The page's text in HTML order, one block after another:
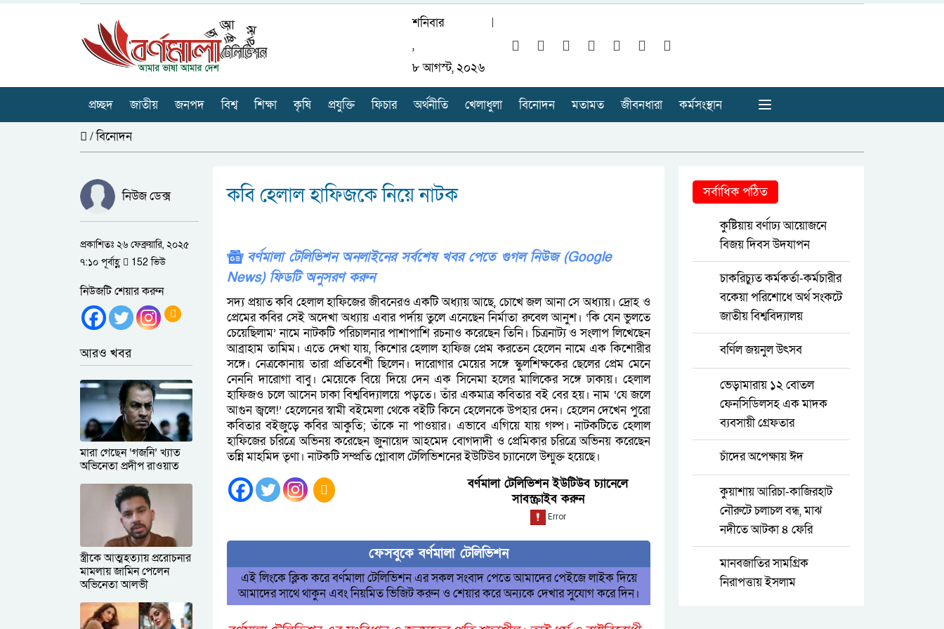
শনিবার
,
৮ আগস্ট, ২০২৬
প্রচ্ছদ জাতীয় জনপদ বিশ্ব শিক্ষা কৃষি প্রযুক্তি ফিচার অর্থনীতি খেলাধুলা বিনোদন মতামত জীবনধারা
কর্মসংস্থান
/বিনোদন
নিউজ ডেক্স
প্রকাশিতঃ ২৬ ফেব্রুয়ারি, ২০২৫
৭:১০ পূর্বাহ্ণ
152 ভিউ
নিউজটি শেয়ার করুন
আরও খবর
মারা গেছেন ‘গজনি’ খ্যাত
অভিনেতা প্রদীপ রাওয়াত
স্ত্রীকে আত্মহত্যায় প্ররোচনার
মামলায় জামিন পেলেন
অভিনেতা আলভী
কবি হেলাল হাফিজকে নিয়ে নাটক
বর্ণমালা টেলিভিশন অনলাইনের সর্বশেষ খবর পেতে গুগল নিউজ (Google
News) ফিডটি অনুসরণ করুন
সদ্য প্রয়াত কবি হেলাল হাফিজের জীবনেরও একটি অধ্যায় আছে, চোখে জল আনা সে অধ্যায়। দ্রোহ ও
প্রেমের কবির সেই অদেখা অধ্যায় এবার পর্দায় তুলে এনেছেন নির্মাতা রুবেল আনুশ। ‘কি যেন ভুলতে
চেয়েছিলাম’ নামে নাটকটি পরিচালনার পাশাপাশি রচনাও করেছেন তিনি। চিত্রনাট্য ও সংলাপ লিখেছেন
আব্রাহাম তামিম। এতে দেখা যায়, কিশোর হেলাল হাফিজ প্রেম করতেন হেলেন নামে এক কিশোরীর
সঙ্গে। নেত্রকোনায় তারা প্রতিবেশী ছিলেন। দারোগার মেয়ের সঙ্গে স্কুলশিক্ষকের ছেলের প্রেম মেনে
নেননি দারোগা বাবু। মেয়েকে বিয়ে দিয়ে দেন এক সিনেমা হলের মালিকের সঙ্গে ঢাকায়। হেলাল
হাফিজও চলে আসেন ঢাকা বিশ্ববিদ্যালয়ে পড়তে। তাঁর একমাত্র কবিতার বই বের হয়। নাম ‘যে জলে
আগুন জ্বলে!’ হেলেনের স্বামী বইমেলা থেকে বইটি কিনে হেলেনকে উপহার দেন। হেলেন দেখেন পুরো
কবিতার বইজুড়ে কবির আকুতি; তাঁকে না পাওয়ার। এভাবে এগিয়ে যায় গল্প। নাটকটিতে হেলাল
হাফিজের চরিত্রে অভিনয় করেছেন জুনায়েদ আহমেদ বোগদাদী ও প্রেমিকার চরিত্রে অভিনয় করেছেন
তন্নি মাহমিদ তৃণা। নাটকটি সম্প্রতি গ্লোবাল টেলিভিশনের ইউটিউব চ্যানেলে উন্মুক্ত হয়েছে।
বর্ণমালা টেলিভিশন ইউটিউব চ্যানেলে
সাবস্ক্রাইব করুন
ফেসবুকে বর্ণমালা টেলিভিশন
এই লিংকে ক্লিক করে বর্ণমালা টেলিভিশন এর সকল সংবাদ পেতে আমাদের পেইজে লাইক দিয়ে
আমাদের সাথে থাকুন এবং নিয়মিত ভিজিট করুন ও শেয়ার করে অন্যকে দেখার সুযোগ করে দিন।
সর্বাধিক পঠিত
কুষ্টিয়ায় বর্ণাঢ্য আয়োজনে
বিজয় দিবস উদযাপন
চাকরিচ্যুত কর্মকর্তা-কর্মচারীর
বকেয়া পরিশোধে অর্থ সংকটে
জাতীয় বিশ্ববিদ্যালয়
বর্ণিল জয়নুল উৎসব
ভেড়ামারায় ১২ বোতল
ফেনসিডিলসহ এক মাদক
ব্যবসায়ী গ্রেফতার
চাঁদের অপেক্ষায় ঈদ
কুয়াশায় আরিচা-কাজিরহাট
নৌরুটে চলাচল বন্ধ, মাঝ
নদীতে আটকা ৪ ফেরি
মানবজাতির সামগ্রিক
নিরাপত্তায় ইসলাম